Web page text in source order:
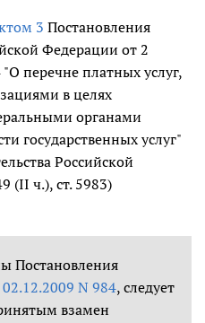
3 Постановления
Федерации от 2
"О перечне платных услуг,
в целях
органами
государственных услуг"
Российской
(II ч.), ст. 5983)
Постановления
02.12.2009 N 984, следует
взамен